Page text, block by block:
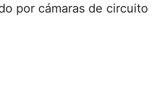
por cámaras de circuito